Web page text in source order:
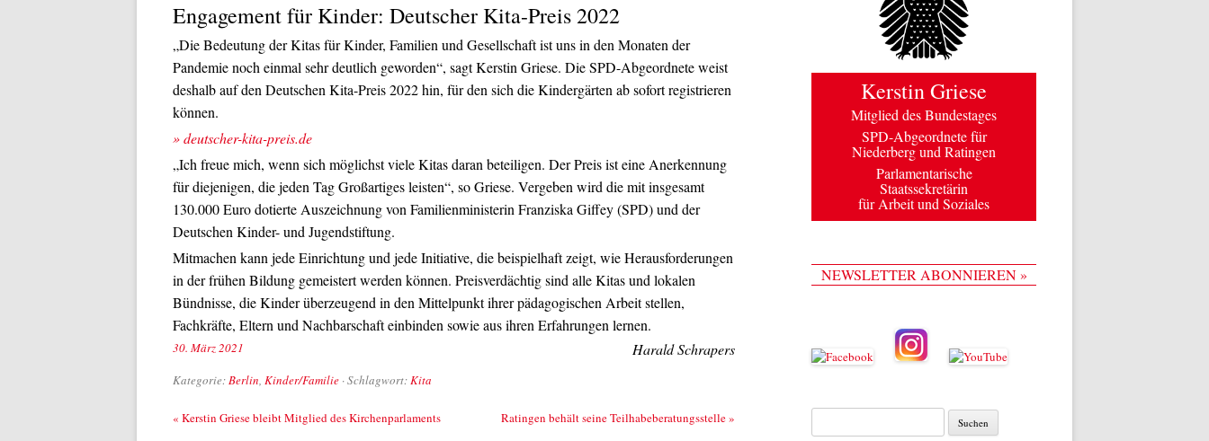
Engagement für Kinder: Deutscher Kita-Preis 2022
„Die Bedeutung der Kitas für Kinder, Familien und Gesellschaft ist uns in den Monaten der
Pandemie noch einmal sehr deutlich geworden“, sagt Kerstin Griese. Die SPD-Abgeordnete weist
deshalb auf den Deutschen Kita-Preis 2022 hin, für den sich die Kindergärten ab sofort registrieren
können.
» deutscher-kita-preis.de
„Ich freue mich, wenn sich möglichst viele Kitas daran beteiligen. Der Preis ist eine Anerkennung
für diejenigen, die jeden Tag Großartiges leisten“, so Griese. Vergeben wird die mit insgesamt
130.000 Euro dotierte Auszeichnung von Familienministerin Franziska Giffey (SPD) und der
Deutschen Kinder- und Jugendstiftung.
Mitmachen kann jede Einrichtung und jede Initiative, die beispielhaft zeigt, wie Herausforderungen
in der frühen Bildung gemeistert werden können. Preisverdächtig sind alle Kitas und lokalen
Bündnisse, die Kinder überzeugend in den Mittelpunkt ihrer pädagogischen Arbeit stellen,
Fachkräfte, Eltern und Nachbarschaft einbinden sowie aus ihren Erfahrungen lernen.
Harald Schrapers
30. März 2021
Kategorie:Berlin, Kinder/Familie · Schlagwort:Kita
Beitrags-Navigation
« Kerstin Griese bleibt Mitglied des Kirchenparlaments Ratingen behält seine Teilhabeberatungsstelle»
Kerstin Griese
Mitglied des Bundestages
SPD-Abgeordnete für
Niederberg und Ratingen
Parlamentarische
Staatssekretärin
für Arbeit und Soziales
NEWSLETTER ABONNIEREN »
Suche
nach: